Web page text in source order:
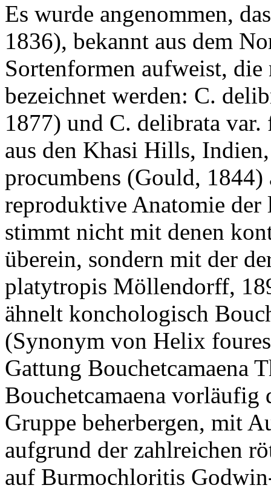
Es wurde angenommen,
1836), bekannt aus dem
Sortenformen aufweist,
bezeichnet werden: C.
1877) und C. delibrata
aus den Khasi Hills,
procumbens (Gould,
reproduktive Anatomie der
stimmt nicht mit denen
überein, sondern mit der
platytropis Möllendorff,
ähnelt konchologisch
(Synonym von Helix
Gattung Bouchetcamaena
Bouchetcamaena
Gruppe beherbergen, mit
aufgrund der zahlreichen
auf Burmochloritis